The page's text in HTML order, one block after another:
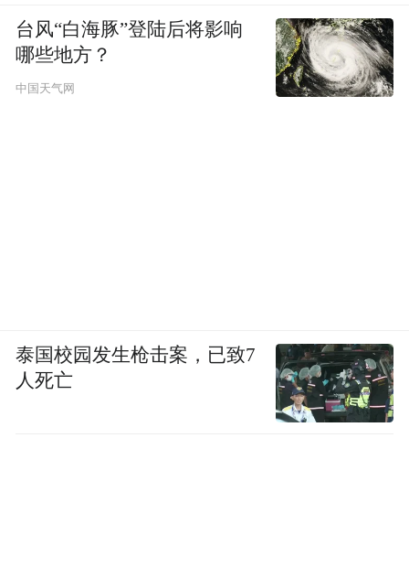
台风“白海豚”登陆后将影响
哪些地方？
中国天气网
泰国校园发生枪击案，已致7
人死亡